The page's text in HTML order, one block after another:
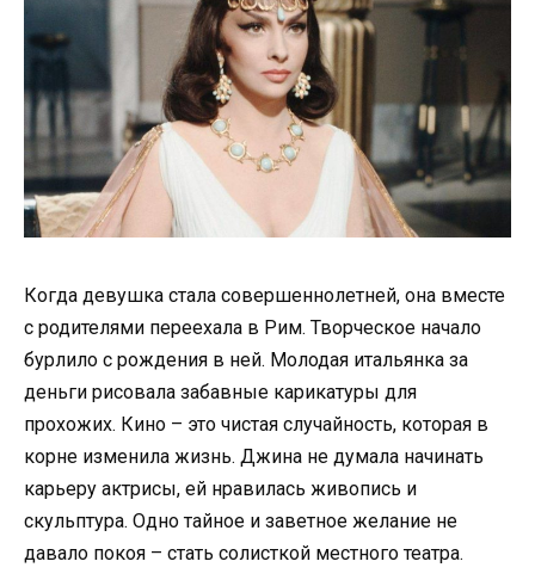
Когда девушка стала совершеннолетней, она вместе
с родителями переехала в Рим. Творческое начало
бурлило с рождения в ней. Молодая итальянка за
деньги рисовала забавные карикатуры для
прохожих. Кино – это чистая случайность, которая в
корне изменила жизнь. Джина не думала начинать
карьеру актрисы, ей нравилась живопись и
скульптура. Одно тайное и заветное желание не
давало покоя – стать солисткой местного театра.